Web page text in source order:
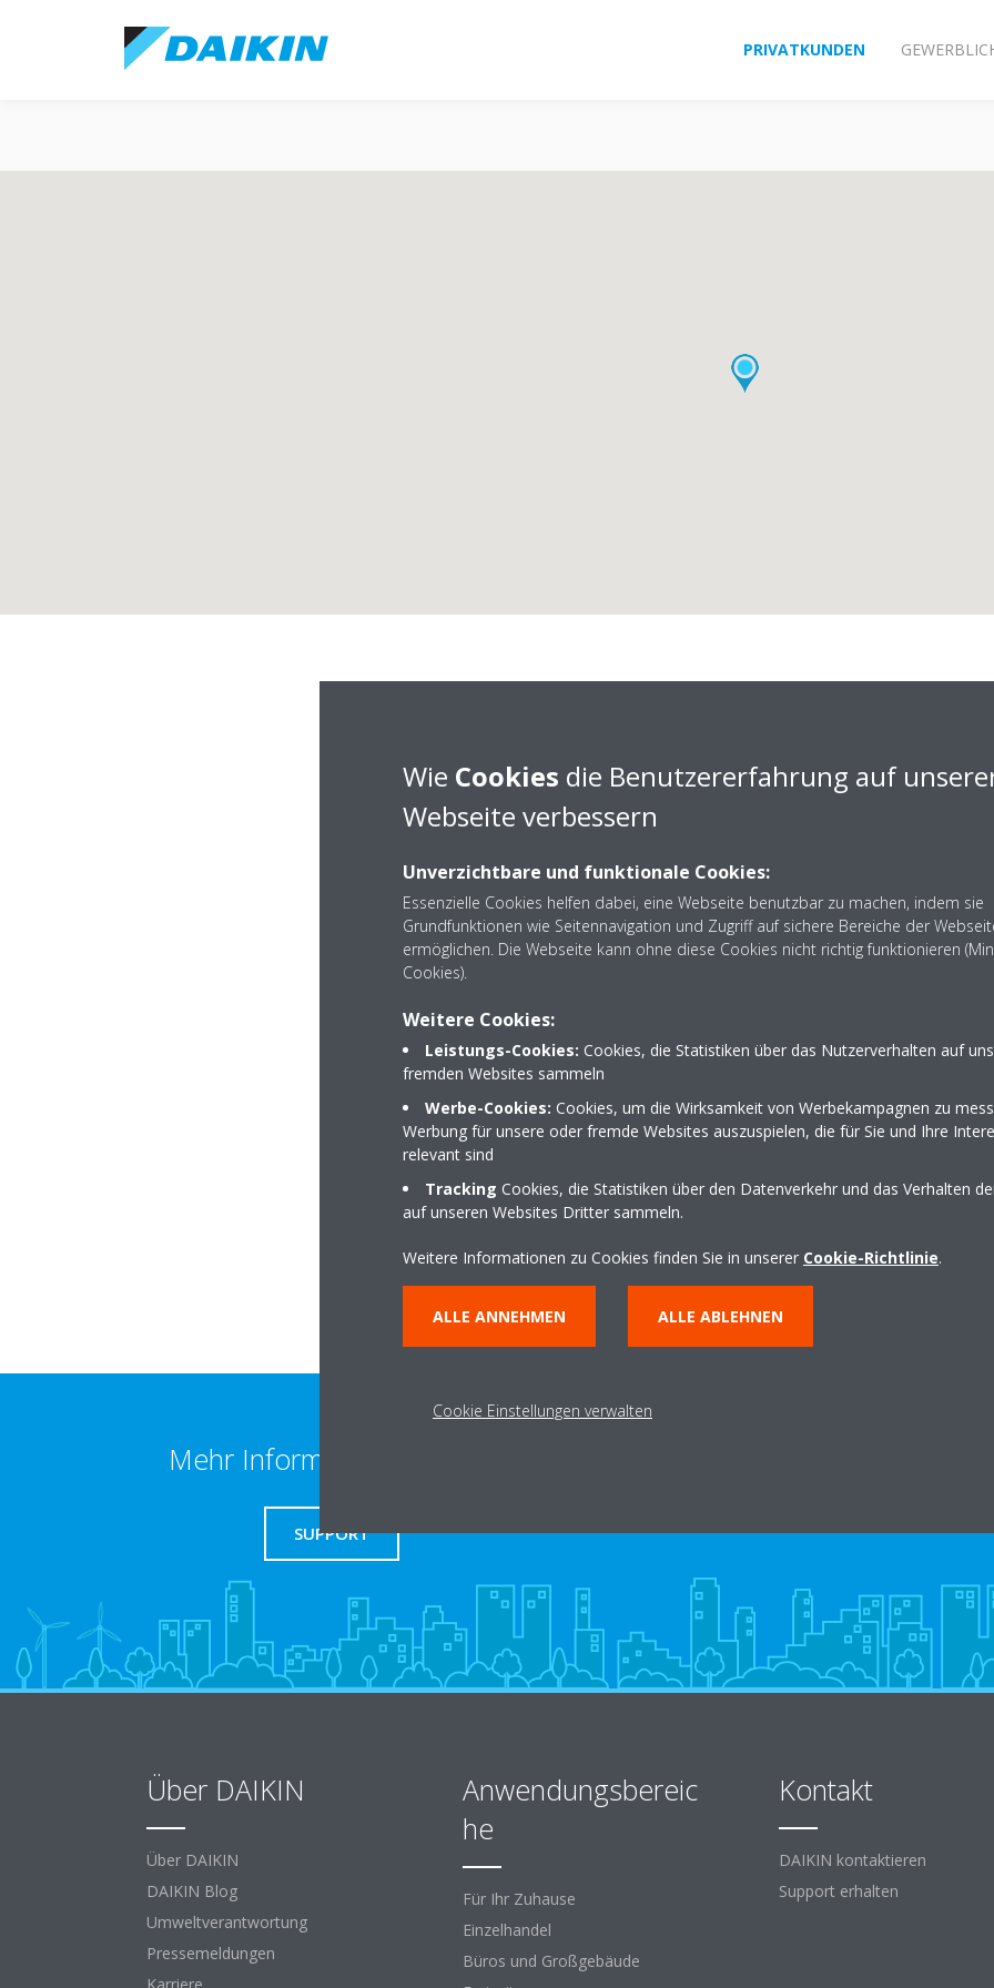
PRIVATKUNDEN
Kälte-Sigmund GmbH
DAIKIN Partner Kälte-Sigmund GmbH aus Obrigheim - Nehmen Sie Kontakt
74847 Obrigheim
Wegbeschreibung
Mehr Information erhalten
SUPPORT
Über DAIKIN
Über DAIKIN
DAIKIN Blog
Umweltverantwortung
Pressemeldungen
Anwendungsbereic
he
Für Ihr Zuhause
Einzelhandel
Büros und Großgebäude
Kontakt
DAIKIN kontaktieren
Support erhalten
Wie Cookies die Benutzererfahrung auf
Webseite verbessern
Unverzichtbare und funktionale Cookies:
Essenzielle Cookies helfen dabei, eine Webseite benutzbar zu machen, indem sie
Grundfunktionen wie Seitennavigation und Zugriff auf sichere Bereiche der
ermöglichen. Die Webseite kann ohne diese Cookies nicht richtig funktionieren
Cookies).
Weitere Cookies:
Leistungs-Cookies: Cookies, die Statistiken über das Nutzerverhalten auf
fremden Websites sammeln
Werbe-Cookies: Cookies, um die Wirksamkeit von Werbekampagnen zu
Werbung für unsere oder fremde Websites auszuspielen, die für Sie und Ihre
relevant sind
Tracking Cookies, die Statistiken über den Datenverkehr und das Verhalten
auf unseren Websites Dritter sammeln.
Weitere Informationen zu Cookies finden Sie in unserer Cookie-Richtlinie.
ALLE ANNEHMEN ALLE ABLEHNEN
Cookie Einstellungen verwalten